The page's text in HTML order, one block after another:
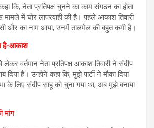
कि, नेता प्रतिपक्ष चुनने का काम संगठन का होता
में घोर लापरवाही की है। पहले आकाश तिवारी
और का नाम आया, उनमें तालमेल की बहुत कमी है।
है-आकाश
लेकर वर्तमान नेता प्रतिपक्ष आकाश तिवारी ने संदीप
दिया है। उन्होंने कहा कि, मुझे पार्टी ने मौका दिया
के लिए संदीप साहू को चुना गया था, अब मुझे बनाया
मांग